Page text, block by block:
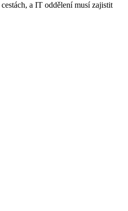
a IT oddělení musí zajistit